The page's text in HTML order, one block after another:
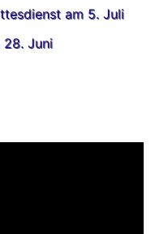
am 5. Juli
Juni